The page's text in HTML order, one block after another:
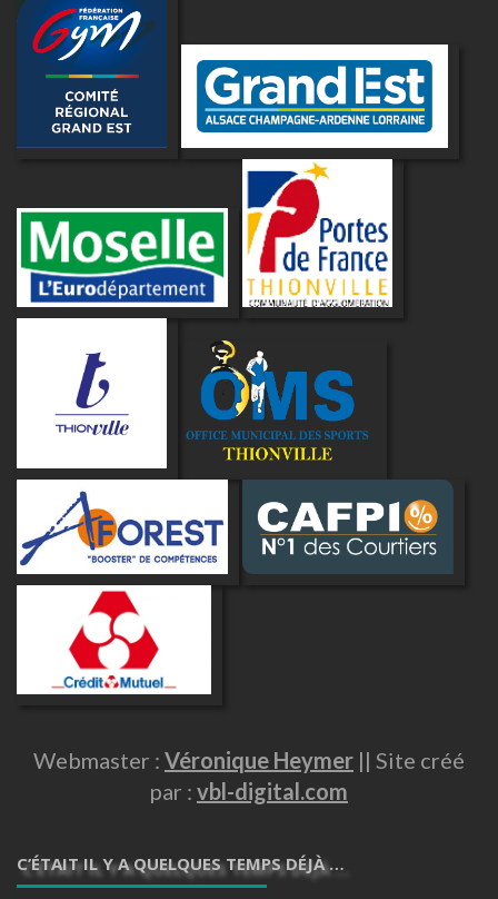
Webmaster : Véronique Heymer || Site créé
par : vbl-digital.com
C’ÉTAIT IL Y A QUELQUES TEMPS DÉJÀ …